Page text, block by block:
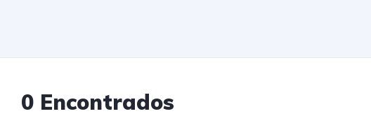
0 Encontrados